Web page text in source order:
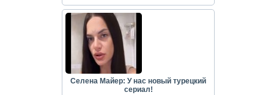
Селена Майер: У нас новый турецкий
сериал!